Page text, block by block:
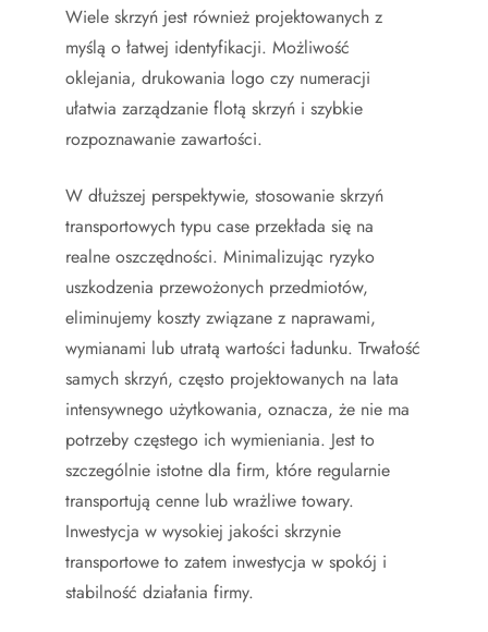
Wiele skrzyń jest również projektowanych z
myślą o łatwej identyfikacji. Możliwość
oklejania, drukowania logo czy numeracji
ułatwia zarządzanie flotą skrzyń i szybkie
rozpoznawanie zawartości.
W dłuższej perspektywie, stosowanie skrzyń
transportowych typu case przekłada się na
realne oszczędności. Minimalizując ryzyko
uszkodzenia przewożonych przedmiotów,
eliminujemy koszty związane z naprawami,
wymianami lub utratą wartości ładunku. Trwałość
samych skrzyń, często projektowanych na lata
intensywnego użytkowania, oznacza, że nie ma
potrzeby częstego ich wymieniania. Jest to
szczególnie istotne dla firm, które regularnie
transportują cenne lub wrażliwe towary.
Inwestycja w wysokiej jakości skrzynie
transportowe to zatem inwestycja w spokój i
stabilność działania firmy.